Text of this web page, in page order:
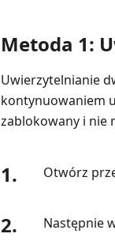
Metoda 1:
Uwierzytelnianie
kontynuowaniem
zablokowany i nie
1. Otwórz
2. Następnie